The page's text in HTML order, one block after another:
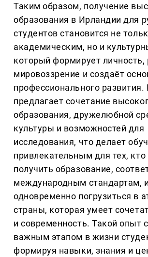
Таким образом, получение
образования в Ирландии для
студентов становится не
академическим, но и
который формирует личность,
мировоззрение и создаёт
профессионального
предлагает сочетание
образования, дружелюбной
культуры и возможностей для
исследования, что делает
привлекательным для тех, кто
получить образование,
международным стандартам, и
одновременно погрузиться в
страны, которая умеет
и современность. Такой опыт
важным этапом в жизни
формируя навыки, знания и